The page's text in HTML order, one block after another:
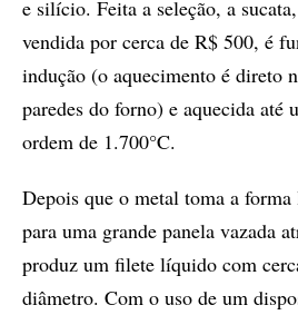
e silício. Feita a seleção, a
vendida por cerca de R$ 500, é
indução (o aquecimento é direto
paredes do forno) e aquecida até
ordem de 1.700°C.
Depois que o metal toma a
para uma grande panela vazada
produz um filete líquido com
diâmetro. Com o uso de um